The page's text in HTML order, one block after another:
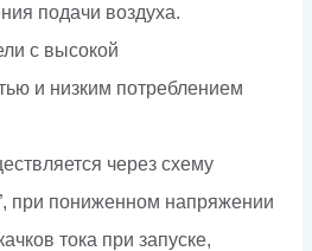
подачи воздуха.
с высокой
и низким потреблением
через схему
при пониженном напряжении
тока при запуске,